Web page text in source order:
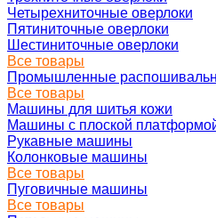
Четырехниточные оверлоки
Пятиниточные оверлоки
Шестиниточные оверлоки
Все товары
Промышленные
Все товары
Машины для шитья кожи
Машины с плоской
Рукавные машины
Колонковые машины
Все товары
Пуговичные машины
Все товары